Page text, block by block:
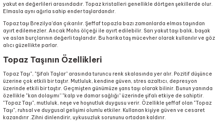
yakut en değerlileri arasındadır. Topaz kristalleri genellikle dörtgen şekillerde olur.
Elmasla aynı ağırla sahip ender taşlardandır.
Topaz taşı Brezilya'dan çıkarılır. Şeffaf topazla bazı zamanlarda elmas taşından
ayırt edilemezler. Ancak Mohs ölçeği ile ayırt edilebilir. Sarı yakut taşı balık, başak
ve aslan burçlarının değerli taşlarıdır. Bu harika taş mücevher olarak kullanılır ve göz
alıcı güzellikte parlar.
Topaz Taşının Özellikleri
Topaz Taşı", "Şifalı Taşlar” arasında turuncu renk skalasında yer alır. Pozitif düşünce
üzerine çok etkili bir taştır. Mutluluk, kendine güven, stres azaltıcı, depresyon
üzerinde etkili bir taştır. Geçmişten günümüze şans taşı olarak bilinir. Bunun yanında
özellikle "kan dolaşımı” "kalp ve damar sağlığı” üzerinde şifalı etkiye de sahiptir.
"Topaz Taşı", mutluluk, neşe ve hoşnutluk duygusu verir. Özellikle şeffaf olan "Topaz
Taşı", ruhsal ve duygusal gelişimi olumlu etkiler. Kullanan kişiye güven ve cesaret
kazandırır .Zihni dinlendirir, uykusuzluk sorununu ortadan kaldırır.